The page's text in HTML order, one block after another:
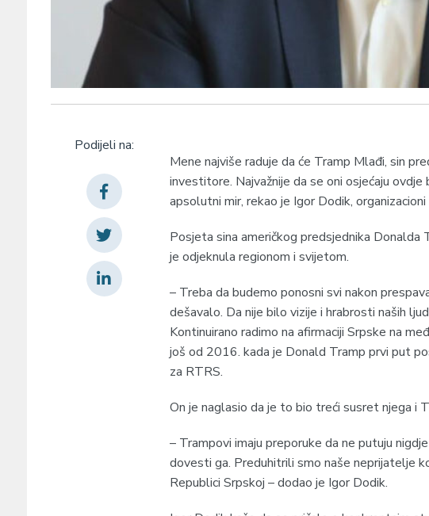
Podijeli na:
Mene najviše raduje da će Tramp Mlađi, sin
investitore. Najvažnije da se oni osjećaju
apsolutni mir, rekao je Igor Dodik,
Posjeta sina američkog predsjednika
je odjeknula regionom i svijetom.
– Treba da budemo ponosni svi nakon
dešavalo. Da nije bilo vizije i hrabrosti naših
Kontinuirano radimo na afirmaciji Srpske na
još od 2016. kada je Donald Tramp prvi put
za RTRS.
On je naglasio da je to bio treći susret njega i
– Trampovi imaju preporuke da ne putuju
dovesti ga. Preduhitrili smo naše neprijatelje
Republici Srpskoj – dodao je Igor Dodik.